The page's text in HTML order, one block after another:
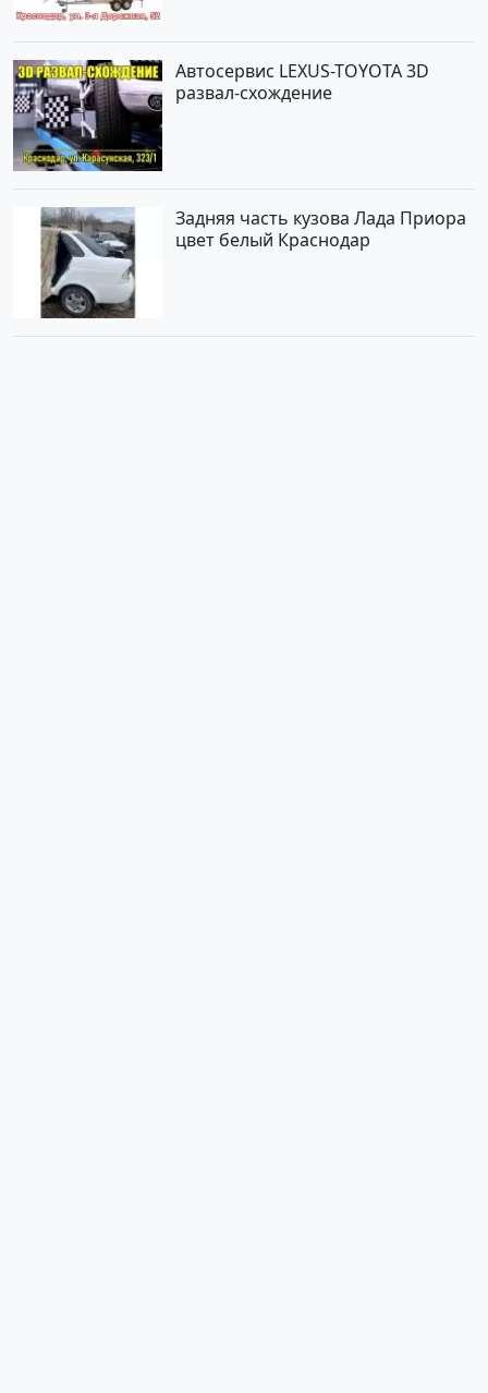
Автосервис LEXUS-TOYOTA 3D
развал-схождение
Задняя часть кузова Лада Приора
цвет белый Краснодар